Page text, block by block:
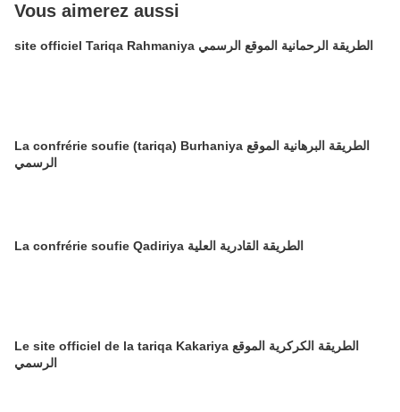
Vous aimerez aussi
site officiel Tariqa Rahmaniya الطريقة الرحمانية الموقع الرسمي
La confrérie soufie (tariqa) Burhaniya الطريقة البرهانية الموقع
الرسمي
La confrérie soufie Qadiriya الطريقة القادرية العلية
Le site officiel de la tariqa Kakariya الطريقة الكركرية الموقع
الرسمي